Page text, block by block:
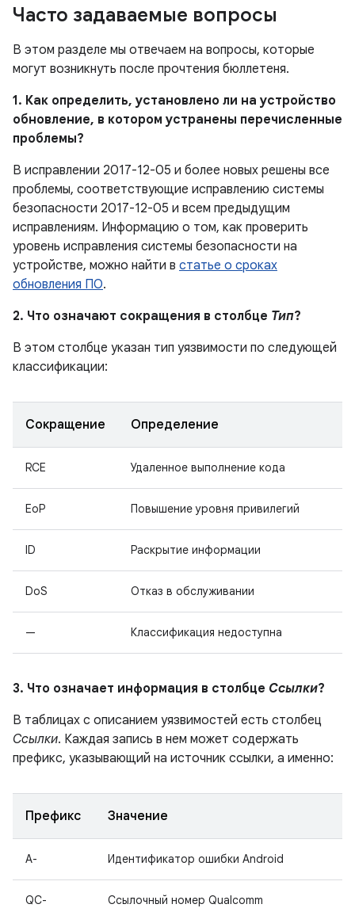
Часто задаваемые вопросы
В этом разделе мы отвечаем на вопросы, которые
могут возникнуть после прочтения бюллетеня.
1. Как определить, установлено ли на устройство
обновление, в котором устранены перечисленные
проблемы?
В исправлении 2017-12-05 и более новых решены все
проблемы, соответствующие исправлению системы
безопасности 2017-12-05 и всем предыдущим
исправлениям. Информацию о том, как проверить
уровень исправления системы безопасности на
устройстве, можно найти в статье о сроках
обновления ПО.
2. Что означают сокращения в столбце Тип?
В этом столбце указан тип уязвимости по следующей
классификации:
Сокращение Определение
RCE Удаленное выполнение кода
EoP Повышение уровня привилегий
ID Раскрытие информации
DoS Отказ в обслуживании
— Классификация недоступна
3. Что означает информация в столбце Ссылки?
В таблицах с описанием уязвимостей есть столбец
Ссылки. Каждая запись в нем может содержать
префикс, указывающий на источник ссылки, а именно:
Префикс Значение
A- Идентификатор ошибки Android
QC- Ссылочный номер Qualcomm